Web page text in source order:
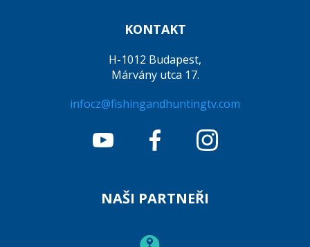
KONTAKT
H-1012 Budapest,
Márvány utca 17.
infocz@fishingandhuntingtv.com
NAŠI PARTNEŘI